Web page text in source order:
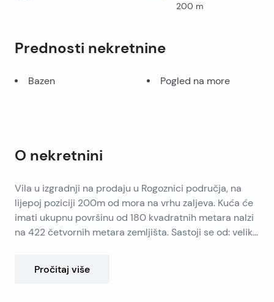
200 m
Prednosti nekretnine
Bazen Pogled na more
O nekretnini
Vila u izgradnji na prodaju u Rogoznici područja, na
lijepoj poziciji 200m od mora na vrhu zaljeva. Kuća će
imati ukupnu površinu od 180 kvadratnih metara nalzi
na 422 četvornih metara zemljišta. Sastoji se od: veliki
za kuhinju, dnevni boravak i blagovaonica, spavaća
Pročitaj više